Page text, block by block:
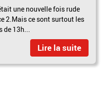
une nouvelle fois rude
2.Mais ce sont surtout les
13h...
Lire la suite